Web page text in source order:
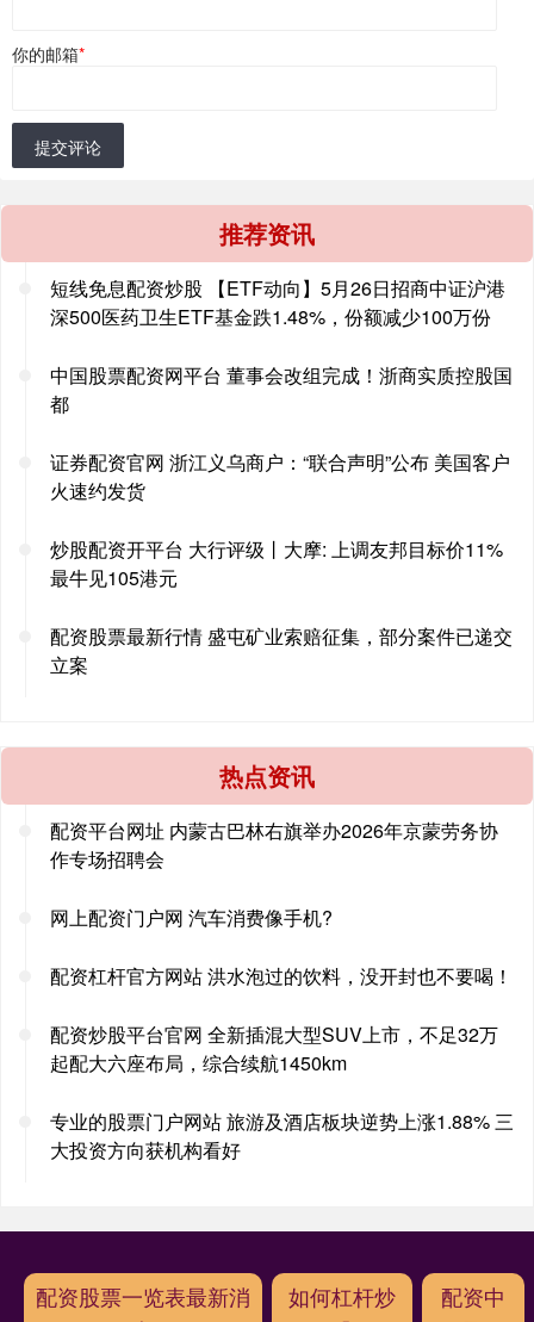
你的邮箱*
提交评论
推荐资讯
短线免息配资炒股 【ETF动向】5月26日招商中证沪港
深500医药卫生ETF基金跌1.48%，份额减少100万份
中国股票配资网平台 董事会改组完成！浙商实质控股国
都
证券配资官网 浙江义乌商户：“联合声明”公布 美国客户
火速约发货
炒股配资开平台 大行评级丨大摩: 上调友邦目标价11%
最牛见105港元
配资股票最新行情 盛屯矿业索赔征集，部分案件已递交
立案
热点资讯
配资平台网址 内蒙古巴林右旗举办2026年京蒙劳务协
作专场招聘会
网上配资门户网 汽车消费像手机?
配资杠杆官方网站 洪水泡过的饮料，没开封也不要喝！
配资炒股平台官网 全新插混大型SUV上市，不足32万
起配大六座布局，综合续航1450km
专业的股票门户网站 旅游及酒店板块逆势上涨1.88% 三
大投资方向获机构看好
配资股票一览表最新消
如何杠杆炒
配资中